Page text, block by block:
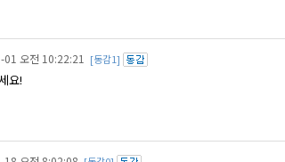
01 오전 10:22:21 [동감1]
요!